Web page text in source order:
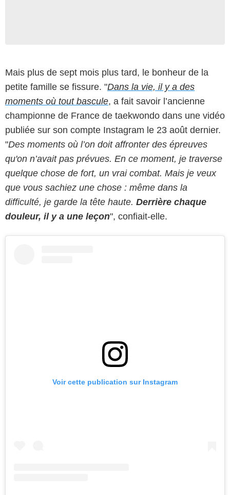
Mais plus de sept mois plus tard, le bonheur de la
petite famille se fissure. "Dans la vie, il y a des
moments où tout bascule, a fait savoir l’ancienne
championne de France de taekwondo dans une vidéo
publiée sur son compte Instagram le 23 août dernier.
"Des moments où l’on doit affronter des épreuves
qu'on n’avait pas prévues. En ce moment, je traverse
quelque chose de fort, un vrai combat. Mais je veux
que vous sachiez une chose : même dans la
difficulté, je garde la tête haute. Derrière chaque
douleur, il y a une leçon", confiait-elle.
Voir cette publication sur Instagram